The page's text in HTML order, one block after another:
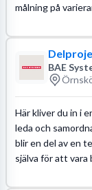
målning på
BAE
Här kliver du in i
leda och
blir en del av en
själva för att vara